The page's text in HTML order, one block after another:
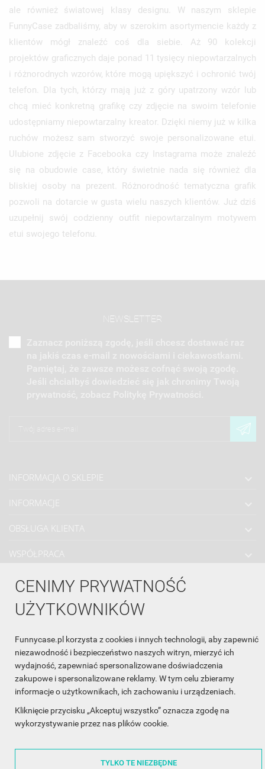
CENIMY PRYWATNOŚĆ
UŻYTKOWNIKÓW
Funnycase.pl korzysta z cookies i innych technologii, aby zapewnić
niezawodność i bezpieczeństwo naszych witryn, mierzyć ich
wydajność, zapewniać spersonalizowane doświadczenia
zakupowe i spersonalizowane reklamy. W tym celu zbieramy
informacje o użytkownikach, ich zachowaniu i urządzeniach.
Kliknięcie przycisku „Akceptuj wszystko” oznacza zgodę na
wykorzystywanie przez nas plików cookie.
TYLKO TE NIEZBĘDNE
ale również światowej klasy designu. W naszym sklepie
FunnyCase zadbaliśmy, aby w szerokim asortymencie każdy z
klientów mógł znaleźć coś dla siebie. Aż 90 kolekcji
projektów graficznych daje ponad 11 tysięcy niepowtarzalnych
i różnorodnych wzorów, które mogą upiększyć i ochronić twój
telefon. Dla tych, którzy mają już z góry upatrzony wzór lub
chcą mieć konkretną grafikę czy zdjęcie na swoim telefonie
udostępniamy niepowtarzalny kreator. Dzięki niemy już w kilka
ruchów możesz sam stworzyć swoje personalizowane etui.
Ulubione zdjęcie z Facebooka czy Instagrama może znaleźć
się na obudowie case, który świetnie nada się również dla
bliskiej osoby na prezent. Różnorodność tematyczna grafik
pozwoli na dotarcie w gusta wielu naszych klientów. Już dziś
uzupełnij swój codzienny outfit niepowtarzalnym motywem
etui swojego telefonu.
NEWSLETTER
INFORMACJA O SKLEPIE
INFORMACJE
OBSŁUGA KLIENTA
WSPÓŁPRACA
ŚLEDŹ NAS NA FACEBOOKU
Made with in Poland
©2014 - 2026 FunnyCase.pl | Wszelkie prawa zastrzeżone.